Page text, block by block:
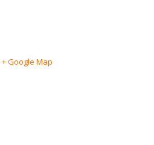
+ Google Map